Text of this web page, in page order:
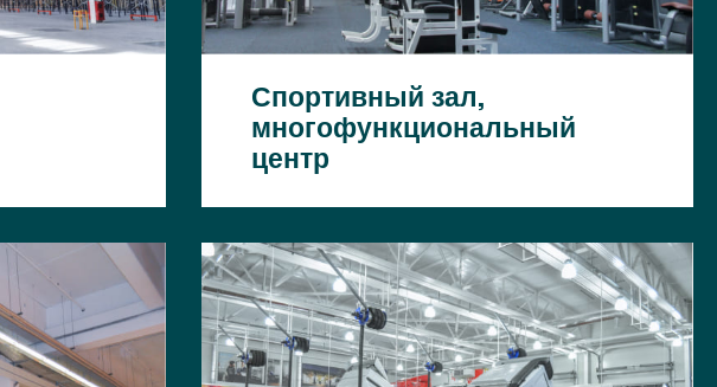
Спортивный зал,
многофункциональный
центр